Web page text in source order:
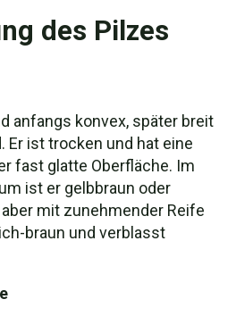
des Pilzes
anfangs konvex, später breit
Er ist trocken und hat eine
fast glatte Oberfläche. Im
ist er gelbbraun oder
mit zunehmender Reife
braun und verblasst